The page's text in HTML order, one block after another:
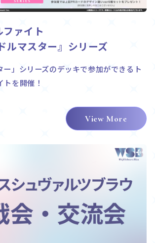
ファイト
ルマスター』シリーズ
ー」シリーズのデッキで参加ができるト
トを開催！
View More